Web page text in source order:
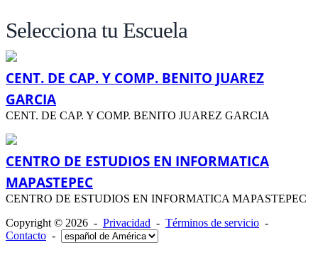
Selecciona tu Escuela
CENT. DE CAP. Y COMP. BENITO JUAREZ
GARCIA
CENT. DE CAP. Y COMP. BENITO JUAREZ GARCIA
CENTRO DE ESTUDIOS EN INFORMATICA
MAPASTEPEC
CENTRO DE ESTUDIOS EN INFORMATICA MAPASTEPEC
Copyright © 2026 - Privacidad - Términos de servicio -
Contacto -